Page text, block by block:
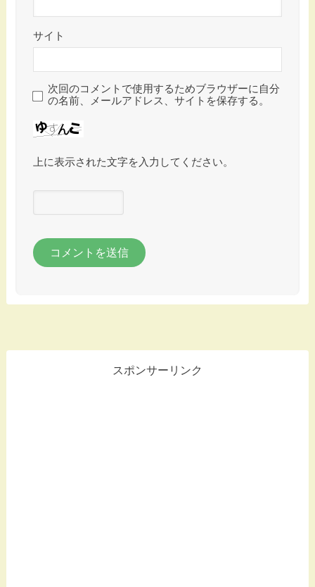
サイト
次回のコメントで使用するためブラウザーに自分
の名前、メールアドレス、サイトを保存する。
上に表示された文字を入力してください。
スポンサーリンク